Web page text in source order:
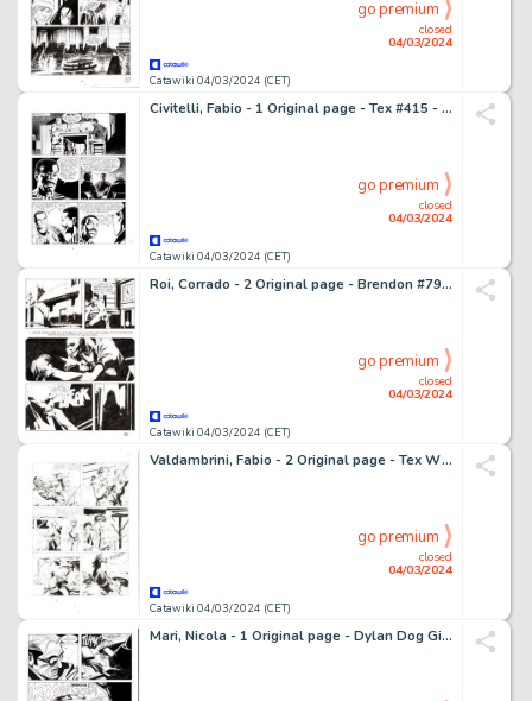
Catawiki 04/03/2024 (CET)
closed
04/03/2024
go premium
Civitelli, Fabio - 1 Original page - Tex #415 - "Delitto nel porto" - 1995
Catawiki 04/03/2024 (CET)
closed
04/03/2024
go premium
Roi, Corrado - 2 Original page - Brendon #79 - "La Sposa in nero" - 2011
Catawiki 04/03/2024 (CET)
closed
04/03/2024
go premium
Valdambrini, Fabio - 2 Original page - Tex Willer #17 - "Un giovane bandito" - 2020
Catawiki 04/03/2024 (CET)
closed
04/03/2024
go premium
Mari, Nicola - 1 Original page - Dylan Dog Gigante #7 - "Horror Market" - 1998